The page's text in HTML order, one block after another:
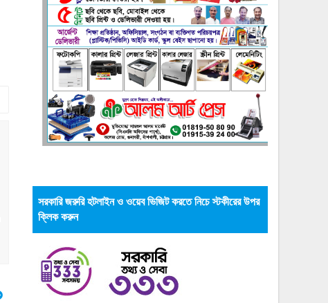
সরকারি জরুরি হটলাইন ও ওয়েব ভিজিট করতে নিচে স্টকীরের উপর
ক্লিক করুন